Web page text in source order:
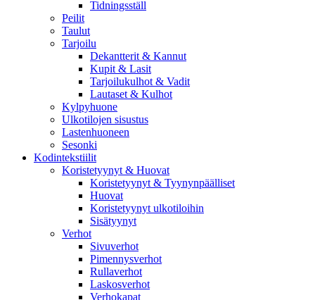
Tidningsställ
Peilit
Taulut
Tarjoilu
Dekantterit & Kannut
Kupit & Lasit
Tarjoilukulhot & Vadit
Lautaset & Kulhot
Kylpyhuone
Ulkotilojen sisustus
Lastenhuoneen
Sesonki
Kodintekstiilit
Koristetyynyt & Huovat
Koristetyynyt & Tyynynpäälliset
Huovat
Koristetyynyt ulkotiloihin
Sisätyynyt
Verhot
Sivuverhot
Pimennysverhot
Rullaverhot
Laskosverhot
Verhokapat